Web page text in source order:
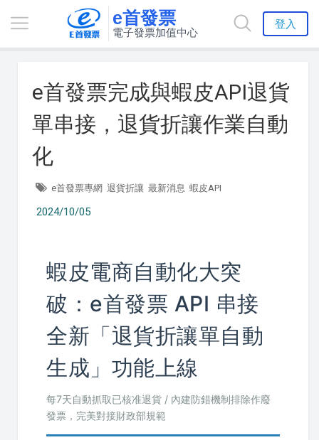
e首發票
電子發票加值中心
登入
e首發票完成與蝦皮API退貨
單串接，退貨折讓作業自動
化
e首發票專網 退貨折讓 最新消息 蝦皮API
2024/10/05
蝦皮電商自動化大突
破：e首發票 API 串接
全新「退貨折讓單自動
生成」功能上線
每7天自動抓取已核准退貨 / 內建防錯機制排除作廢
發票，完美對接財政部規範